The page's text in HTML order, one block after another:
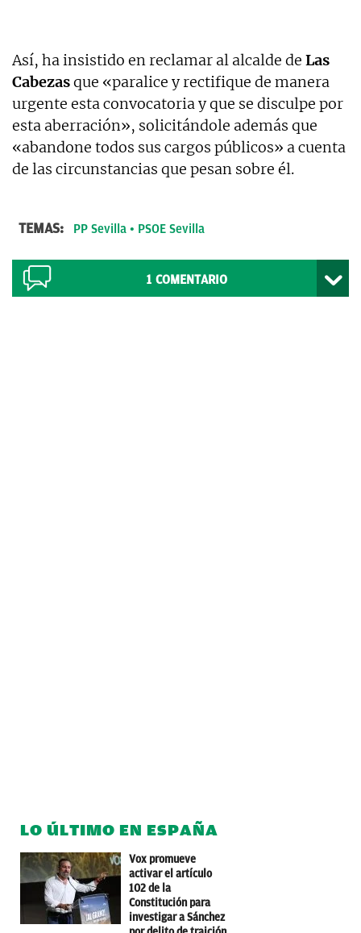
Así, ha insistido en reclamar al alcalde de Las
Cabezasque «paralice y rectifique de manera
urgente esta convocatoria y que se disculpe por
esta aberración», solicitándole además que
«abandone todos sus cargos públicos» a cuenta
de las circunstancias que pesan sobre él.
TEMAS: PP Sevilla PSOE Sevilla
1 COMENTARIO
LO ÚLTIMO EN ESPAÑA
Vox promueve
activar el artículo
102 de la
Constitución para
investigar a Sánchez